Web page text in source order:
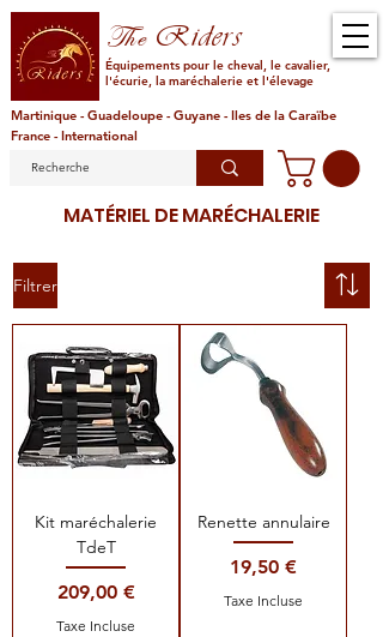
TheRiders
Équipements pour le cheval, le cavalier,
l'écurie, la maréchalerie et l'élevage
Martinique - Guadeloupe - Guyane - Iles de la Caraïbe
France - International
MATÉRIEL DE MARÉCHALERIE
Filtrer
Kit maréchalerie
TdeT
Prix
209,00 €
Taxe Incluse
Renette annulaire
Prix
19,50 €
Taxe Incluse